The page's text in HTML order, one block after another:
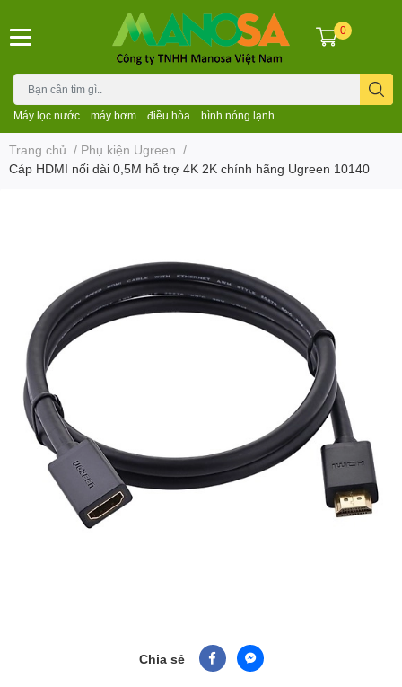
Máy lọc nước máy bơm điều hòa bình nóng lạnh
0
Trang chủ / Phụ kiện Ugreen /
Cáp HDMI nối dài 0,5M hỗ trợ 4K 2K chính hãng Ugreen 10140
Chia sẻ